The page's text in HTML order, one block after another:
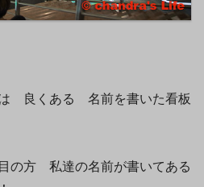
良くある 名前を書いた看板
方 私達の名前が書いてある